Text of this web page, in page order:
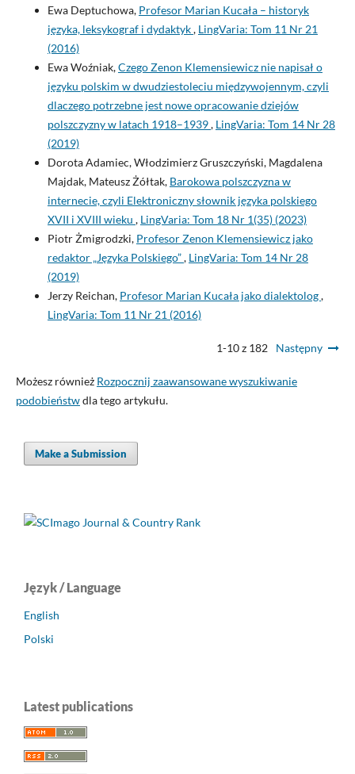
Ewa Deptuchowa, Profesor Marian Kucała – historyk
języka, leksykograf i dydaktyk, LingVaria: Tom 11 Nr 21
(2016)
Ewa Woźniak,Czego Zenon Klemensiewicz nie napisał o
języku polskim w dwudziestoleciu międzywojennym, czyli
dlaczego potrzebne jest nowe opracowanie dziejów
polszczyzny w latach 1918–1939, LingVaria: Tom 14 Nr 28
(2019)
Dorota Adamiec, Włodzimierz Gruszczyński, Magdalena
Majdak, Mateusz Żółtak, Barokowa polszczyzna w
internecie, czyli Elektroniczny słownik języka polskiego
XVII i XVIII wieku , LingVaria: Tom 18 Nr 1(35) (2023)
Piotr Żmigrodzki, Profesor Zenon Klemensiewicz jako
redaktor „Języka Polskiego”, LingVaria: Tom 14 Nr 28
(2019)
Jerzy Reichan, Profesor Marian Kucała jako dialektolog,
LingVaria: Tom 11 Nr 21 (2016)
1-10 z 182 Następny
Możesz również Rozpocznij zaawansowane wyszukiwanie
podobieństwdla tego artykułu.
Make a Submission
Język / Language
English
Polski
Latest publications